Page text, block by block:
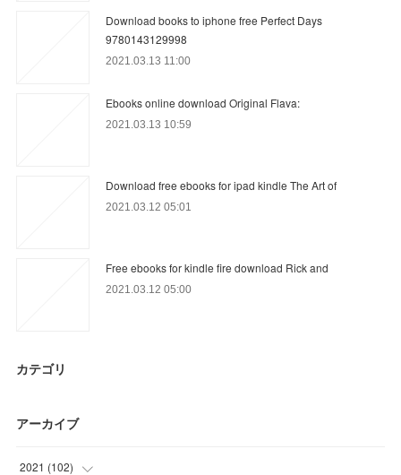
Download books to iphone free Perfect Days
9780143129998
2021.03.13 11:00
Ebooks online download Original Flava:
2021.03.13 10:59
Download free ebooks for ipad kindle The Art of
2021.03.12 05:01
Free ebooks for kindle fire download Rick and
2021.03.12 05:00
カテゴリ
アーカイブ
2021 (102)